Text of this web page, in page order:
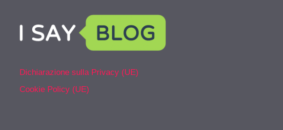
Dichiarazione sulla Privacy (UE)
Cookie Policy (UE)